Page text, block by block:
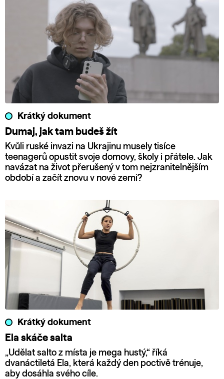
Krátký dokument
Dumaj, jak tam budeš žít
Kvůli ruské invazi na Ukrajinu musely tisíce
teenagerů opustit svoje domovy, školy i přátele. Jak
navázat na život přerušený v tom nejzranitelnějším
období a začít znovu v nové zemi?
Krátký dokument
Ela skáče salta
„Udělat salto z místa je mega hustý,“ říká
dvanáctiletá Ela, která každý den poctivě trénuje,
aby dosáhla svého cíle.